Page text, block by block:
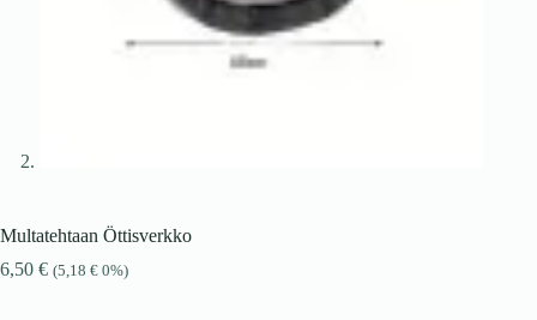
Multatehtaan Öttisverkko
6,50 € (5,18 € 0%)